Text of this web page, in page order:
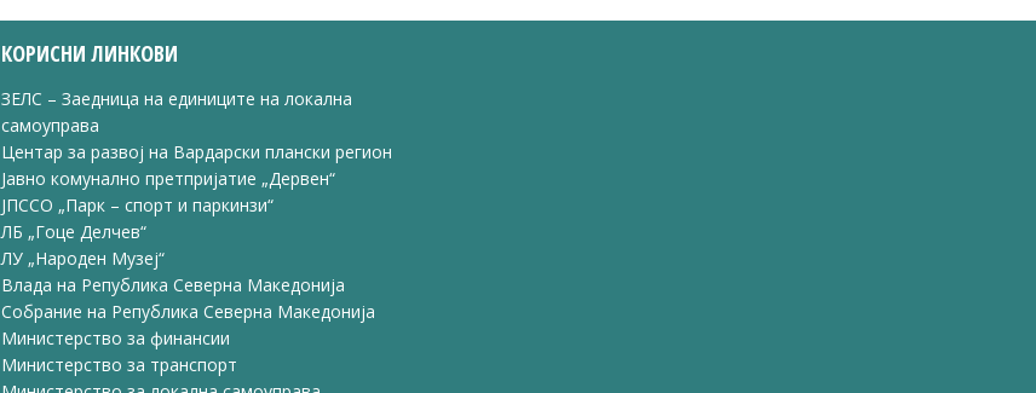
КОРИСНИ ЛИНКОВИ
ЗЕЛС – Заедница на единиците на локална
самоуправа
Центар за развој на Вардарски плански регион
Јавно комунално претпријатие „Дервен“
ЈПССО „Парк – спорт и паркинзи“
ЛБ „Гоце Делчев“
ЛУ „Народен Музеј“
Влада на Република Северна Македонија
Собрание на Република Северна Македонија
Министерство за финансии
Министерство за транспорт